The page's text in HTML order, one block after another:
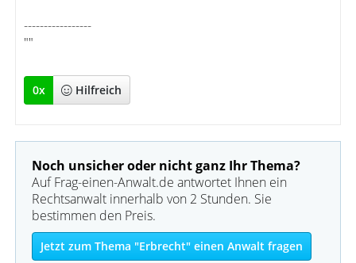
-----------------
""
0x Hilfreich
Noch unsicher oder nicht ganz Ihr Thema?
Auf Frag-einen-Anwalt.de antwortet Ihnen ein
Rechtsanwalt innerhalb von 2 Stunden. Sie
bestimmen den Preis.
Jetzt zum Thema "Erbrecht" einen Anwalt fragen